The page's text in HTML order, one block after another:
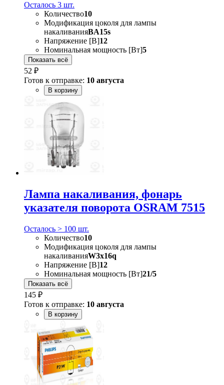
Осталось 3 шт.
Количество10
Модификация цоколя для лампы
накаливанияBA15s
Напряжение [В]12
Номинальная мощность [Вт]5
Показать всё
52 ₽
Готов к отправке: 10 августа
В корзину
Лампа накаливания, фонарь
указателя поворота OSRAM 7515
Осталось > 100 шт.
Количество10
Модификация цоколя для лампы
накаливанияW3x16q
Напряжение [В]12
Номинальная мощность [Вт]21/5
Показать всё
145 ₽
Готов к отправке: 10 августа
В корзину